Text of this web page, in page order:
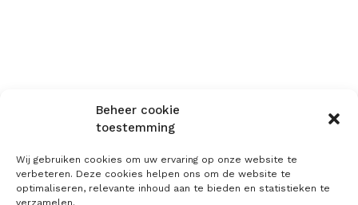
Beheer cookie
toestemming
Wij gebruiken cookies om uw ervaring op onze website te
verbeteren. Deze cookies helpen ons om de website te
optimaliseren, relevante inhoud aan te bieden en statistieken te
verzamelen.